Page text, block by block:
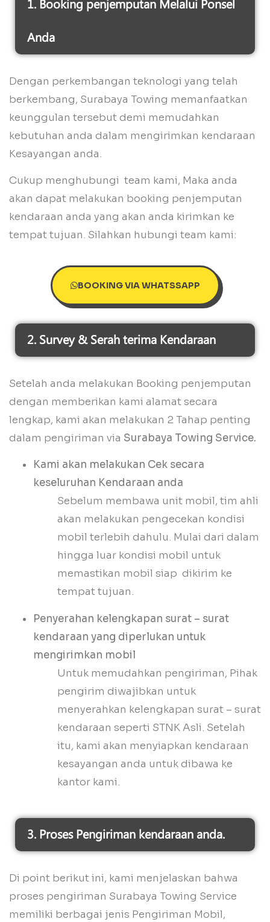
1. Booking penjemputan Melalui Ponsel
Anda
Dengan perkembangan teknologi yang telah
berkembang, Surabaya Towing memanfaatkan
keunggulan tersebut demi memudahkan
kebutuhan anda dalam mengirimkan kendaraan
Kesayangan anda.
Cukup menghubungi team kami, Maka anda
akan dapat melakukan booking penjemputan
kendaraan anda yang akan anda kirimkan ke
tempat tujuan. Silahkan hubungi team kami:
BOOKING VIA WHATSSAPP
2. Survey & Serah terima Kendaraan
Setelah anda melakukan Booking penjemputan
dengan memberikan kami alamat secara
lengkap, kami akan melakukan 2 Tahap penting
dalam pengiriman via Surabaya Towing Service.
Kami akan melakukan Cek secara
keseluruhan Kendaraan anda
Sebelum membawa unit mobil, tim ahli
akan melakukan pengecekan kondisi
mobil terlebih dahulu. Mulai dari dalam
hingga luar kondisi mobil untuk
memastikan mobil siap dikirim ke
tempat tujuan.
Penyerahan kelengkapan surat – surat
kendaraan yang diperlukan untuk
mengirimkan mobil
Untuk memudahkan pengiriman, Pihak
pengirim diwajibkan untuk
menyerahkan kelengkapan surat – surat
kendaraan seperti STNK Asli. Setelah
itu, kami akan menyiapkan kendaraan
kesayangan anda untuk dibawa ke
kantor kami.
3. Proses Pengiriman kendaraan anda.
Di point berikut ini, kami menjelaskan bahwa
proses pengiriman Surabaya Towing Service
memiliki berbagai jenis Pengiriman Mobil,